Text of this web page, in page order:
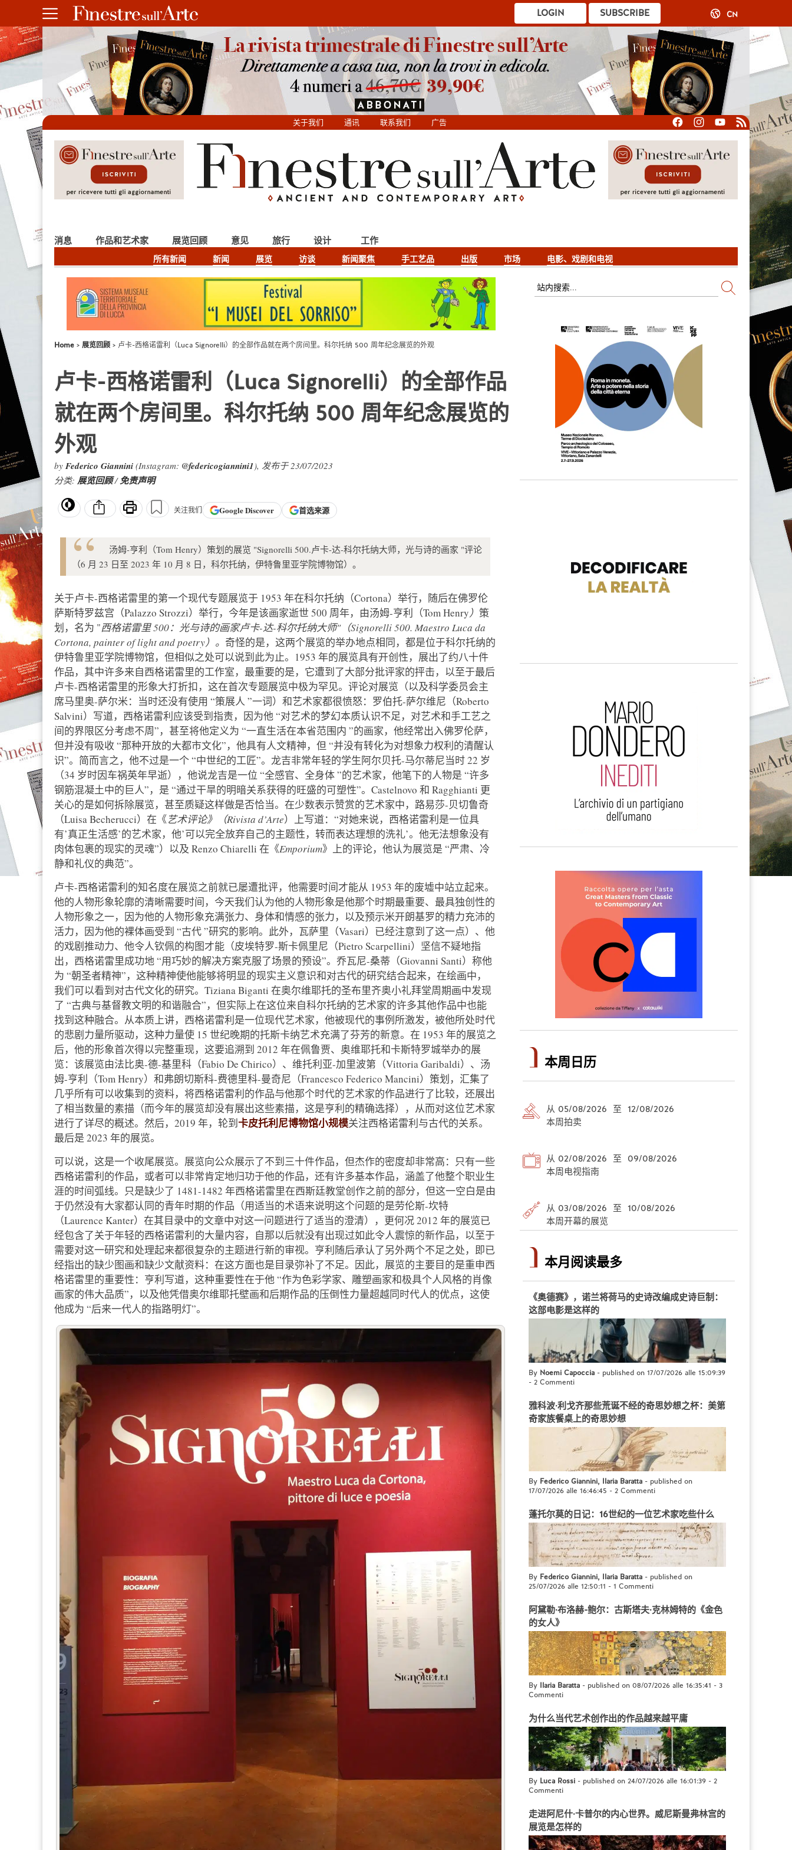
SUBSCRIBE
LOGIN CN
关于我们 通讯 联系我们 广告
消息
所有新闻 新闻 展览 访谈 新闻聚焦 手工艺品 出版 市场 电影、戏剧和电视
作品和艺术家 展览回顾 意见 旅行 设计 工作
Home 展览回顾 卢卡-西格诺雷利（Luca Signorelli）的全部作品就在两个房间里。科尔托纳 500 周年纪念展览的外观
卢卡-西格诺雷利（Luca Signorelli）的全部作品
就在两个房间里。科尔托纳 500 周年纪念展览的
外观
by Federico Giannini (Instagram: @federicogiannini1), 发布于 23/07/2023
分类: 展览回顾/免责声明
关注我们 GoogleDiscover 首选来源
汤姆-亨利（Tom Henry）策划的展览 "Signorelli 500.卢卡-达-科尔托纳大师，光与诗的画家 "评论
（6 月 23 日至 2023 年 10 月 8 日，科尔托纳，伊特鲁里亚学院博物馆）。
关于卢卡-西格诺雷里的第一个现代专题展览于 1953 年在科尔托纳（Cortona）举行，随后在佛罗伦
萨斯特罗兹宫（Palazzo Strozzi）举行，今年是该画家逝世 500 周年，由汤姆-亨利（Tom Henry） 策
划，名为 "西格诺雷里 500：光与诗的画家卢卡-达-科尔托纳大师"（Signorelli 500. Maestro Luca da
Cortona, painter of light and poetry）。 奇怪的是，这两个展览的举办地点相同，都是位于科尔托纳的
伊特鲁里亚学院博物馆，但相似之处可以说到此为止。1953 年的展览具有开创性，展出了约八十件
作品，其中许多来自西格诺雷里的工作室，最重要的是，它遭到了大部分批评家的抨击，以至于最后
卢卡-西格诺雷里的形象大打折扣，这在首次专题展览中极为罕见。评论对展览（以及科学委员会主
席马里奥-萨尔米：当时还没有使用 “策展人 ”一词）和艺术家都很愤怒：罗伯托-萨尔维尼（Roberto
Salvini）写道，西格诺雷利应该受到指责，因为他 “对艺术的梦幻本质认识不足，对艺术和手工艺之
间的界限区分考虑不周”，甚至将他定义为 “一直生活在本省范围内 ”的画家，他经常出入佛罗伦萨，
但并没有吸收 “那种开放的大都市文化”，他具有人文精神，但 “并没有转化为对想象力权利的清醒认
识”。简而言之，他不过是一个 “中世纪的工匠”。龙吉非常年轻的学生阿尔贝托-马尔蒂尼当时 22 岁
（34 岁时因车祸英年早逝），他说龙吉是一位 “全感官、全身体 ”的艺术家，他笔下的人物是 “许多
钢筋混凝土中的巨人”，是 “通过干旱的明暗关系获得的旺盛的可塑性”。Castelnovo 和 Ragghianti 更
关心的是如何拆除展览，甚至质疑这样做是否恰当。在少数表示赞赏的艺术家中，路易莎-贝切鲁奇
（Luisa Becherucci）在《艺术评论》（Rivista d’Arte）上写道：“对她来说，西格诺雷利是一位具
有’真正生活感’的艺术家，他’可以完全放弃自己的主题性，转而表达理想的洗礼’。他无法想象没有
肉体包裹的现实的灵魂”）以及 Renzo Chiarelli 在《Emporium》上的评论，他认为展览是 “严肃、冷
静和礼仪的典范”。
卢卡-西格诺雷利的知名度在展览之前就已屡遭批评，他需要时间才能从 1953 年的废墟中站立起来。
他的人物形象轮廓的清晰需要时间，今天我们认为他的人物形象是他那个时期最重要、最具独创性的
人物形象之一，因为他的人物形象充满张力、身体和情感的张力，以及预示米开朗基罗的精力充沛的
活力，因为他的裸体画受到 “古代 ”研究的影响。此外，瓦萨里（Vasari）已经注意到了这一点）、他
的戏剧推动力、他令人钦佩的构图才能（皮埃特罗-斯卡佩里尼（Pietro Scarpellini）坚信不疑地指
出，西格诺雷里成功地 “用巧妙的解决方案克服了场景的预设”。乔瓦尼-桑蒂（Giovanni Santi）称他
为 “朝圣者精神”，这种精神使他能够将明显的现实主义意识和对古代的研究结合起来，在绘画中，
我们可以看到对古代文化的研究。Tiziana Biganti 在奥尔维耶托的圣布里齐奥小礼拜堂周期画中发现
了 “古典与基督教文明的和谐融合”，但实际上在这位来自科尔托纳的艺术家的许多其他作品中也能
找到这种融合。从本质上讲，西格诺雷利是一位现代艺术家，他被现代的事例所激发，被他所处时代
的悲剧力量所驱动，这种力量使 15 世纪晚期的托斯卡纳艺术充满了芬芳的新意。在 1953 年的展览之
后，他的形象首次得以完整重现，这要追溯到 2012 年在佩鲁贾、奥维耶托和卡斯特罗城举办的展
览：该展览由法比奥-德-基里科（Fabio De Chirico）、维托利亚-加里波第（Vittoria Garibaldi）、汤
姆-亨利（Tom Henry）和弗朗切斯科-费德里科-曼奇尼（Francesco Federico Mancini）策划，汇集了
几乎所有可以收集到的资料，将西格诺雷利的作品与他那个时代的艺术家的作品进行了比较，还展出
了相当数量的素描（而今年的展览却没有展出这些素描，这是亨利的精确选择），从而对这位艺术家
进行了详尽的概述。然后，2019 年，轮到卡皮托利尼博物馆小规模关注西格诺雷利与古代的关系。
最后是 2023 年的展览。
可以说，这是一个收尾展览。展览向公众展示了不到三十件作品，但杰作的密度却非常高：只有一些
西格诺雷利的作品，或者可以非常肯定地归功于他的作品，还有许多基本作品，涵盖了他整个职业生
涯的时间弧线。只是缺少了 1481-1482 年西格诺雷里在西斯廷教堂创作之前的部分，但这一空白是由
于仍然没有大家都认同的青年时期的作品（用适当的术语来说明这个问题的是劳伦斯-坎特
（Laurence Kanter）在其目录中的文章中对这一问题进行了适当的澄清），更何况 2012 年的展览已
经包含了关于年轻的西格诺雷利的大量内容，自那以后就没有出现过如此令人震惊的新作品，以至于
需要对这一研究和处理起来都很复杂的主题进行新的审视。亨利随后承认了另外两个不足之处，即已
经指出的缺少图画和缺少文献资料：在这方面也是目录弥补了不足。因此，展览的主要目的是重申西
格诺雷里的重要性：亨利写道，这种重要性在于他 “作为色彩学家、雕塑画家和极具个人风格的肖像
画家的伟大品质”，以及他凭借奥尔维耶托壁画和后期作品的压倒性力量超越同时代人的优点，这使
他成为 “后来一代人的指路明灯”。
本周日历
从 05/08/2026 至 12/08/2026
本周拍卖
从 02/08/2026 至 09/08/2026
本周电视指南
从 03/08/2026 至 10/08/2026
本周开幕的展览
本月阅读最多
《奥德赛》，诺兰将荷马的史诗改编成史诗巨制：
这部电影是这样的
By Noemi Capoccia - published on 17/07/2026 alle 15:09:39
- 2 Commenti
雅科波·利戈齐那些荒诞不经的奇思妙想之杯：美第
奇家族餐桌上的奇思妙想
By Federico Giannini, Ilaria Baratta - published on
17/07/2026 alle 16:46:45 - 2 Commenti
蓬托尔莫的日记：16世纪的一位艺术家吃些什么
By Federico Giannini, Ilaria Baratta - published on
25/07/2026 alle 12:50:11 - 1 Commenti
阿黛勒·布洛赫-鲍尔：古斯塔夫·克林姆特的《金色
的女人》
By Ilaria Baratta - published on 08/07/2026 alle 16:35:41 - 3
Commenti
为什么当代艺术创作出的作品越来越平庸
By Luca Rossi - published on 24/07/2026 alle 16:01:39 - 2
Commenti
走进阿尼什·卡普尔的内心世界。威尼斯曼弗林宫的
展览是怎样的